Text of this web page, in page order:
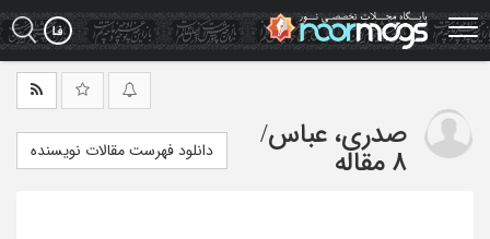
Skip
to
main
صدری، عباس/
8 مقاله
دانلود فهرست مقالات نویسنده